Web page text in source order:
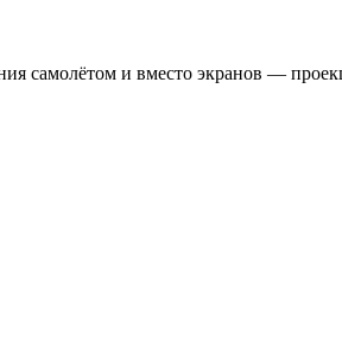
самолётом и вместо экранов —